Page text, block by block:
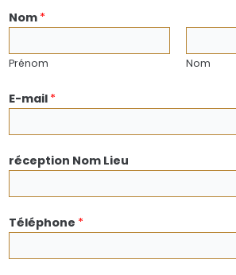
Nom *
Prénom Nom
E-mail *
réception Nom Lieu
Téléphone *